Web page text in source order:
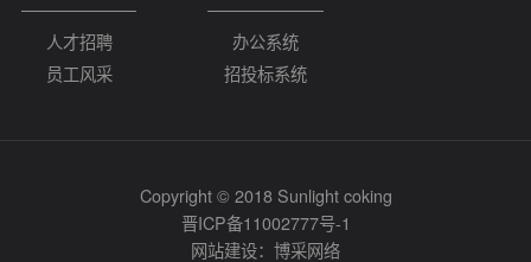
人才招聘
员工风采
办公系统
招投标系统
Copyright © 2018 Sunlight coking
晋ICP备11002777号-1
网站建设： 博采网络